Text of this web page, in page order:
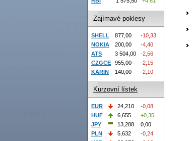
Zajímavé poklesy
SHELL 877,00
-10,33
NOKIA
200,00
-4,40
ATS
3 504,00
-2,56
CZGCE
955,00
-2,15
KARIN
140,00 -2,10
Kurzovní lístek
EUR 24,210
-0,08
HUF
6,655
+0,35
JPY
13,288
0,00
PLN
5,632
-0,24